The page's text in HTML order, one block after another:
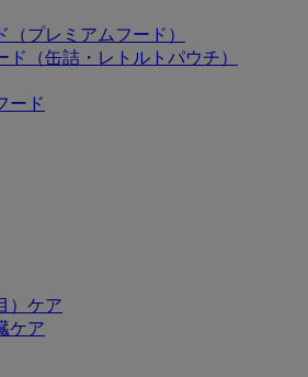
プレミアムフード）
ド（缶詰・レトルトパウチ）
ード
）ケア
ケア